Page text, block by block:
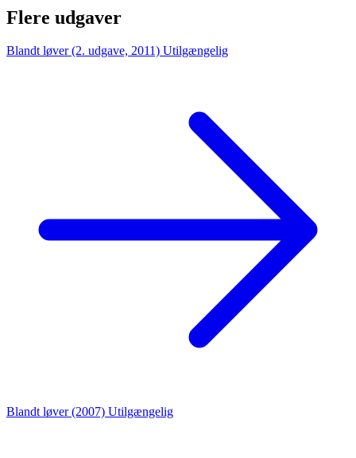
Flere udgaver
Blandt løver (2. udgave, 2011) Utilgængelig
Blandt løver (2007) Utilgængelig